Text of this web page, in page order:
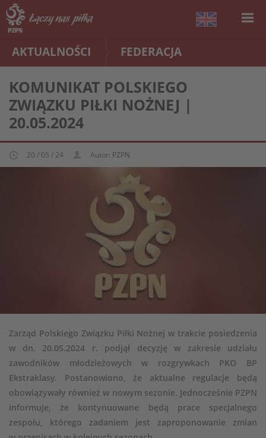
AKTUALNOŚCI FEDERACJA
KOMUNIKAT POLSKIEGO
ZWIĄZKU PIŁKI NOŻNEJ |
20.05.2024
20 / 05 / 24 Autor: PZPN
Zarząd Polskiego Związku Piłki Nożnej w trakcie posiedzenia
w dn. 20.05.2024 r. podjął decyzję w zakresie udziału
zawodników młodzieżowych w rozgrywkach PKO BP
Ekstraklasy. Postanowiono, że aktualne regulacje będą
obowiązywały również w nowym sezonie. Jednocześnie PZPN
informuje, że kontynuowane będą prace specjalnego
zespołu, którego zadaniem jest zaproponowanie zmian